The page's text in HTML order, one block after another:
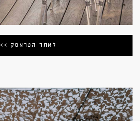
לאתר הטראסק >>